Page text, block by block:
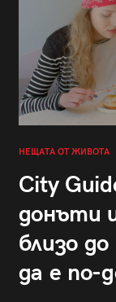
НЕЩАТА ОТ ЖИВОТА
City
донъти
близо
да е по-